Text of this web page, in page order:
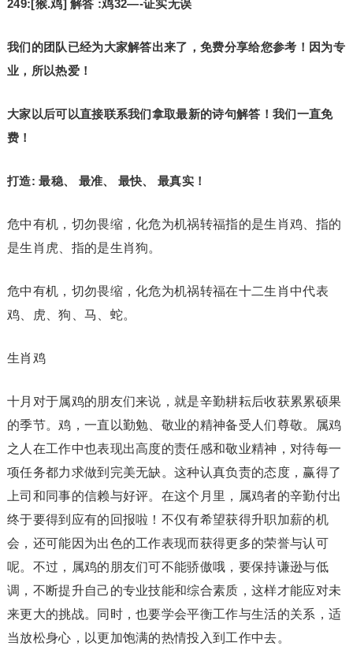
249:[猴.鸡] 解答 :鸡32—-证实无误
我们的团队已经为大家解答出来了，免费分享给您参考！因为专
业，所以热爱！
大家以后可以直接联系我们拿取最新的诗句解答！我们一直免
费！
打造: 最稳、 最准、 最快、 最真实！
危中有机，切勿畏缩，化危为机祸转福指的是生肖鸡、指的
是生肖虎、指的是生肖狗。
危中有机，切勿畏缩，化危为机祸转福在十二生肖中代表
鸡、虎、狗、马、蛇。
生肖鸡
十月对于属鸡的朋友们来说，就是辛勤耕耘后收获累累硕果
的季节。鸡，一直以勤勉、敬业的精神备受人们尊敬。属鸡
之人在工作中也表现出高度的责任感和敬业精神，对待每一
项任务都力求做到完美无缺。这种认真负责的态度，赢得了
上司和同事的信赖与好评。在这个月里，属鸡者的辛勤付出
终于要得到应有的回报啦！不仅有希望获得升职加薪的机
会，还可能因为出色的工作表现而获得更多的荣誉与认可
呢。不过，属鸡的朋友们可不能骄傲哦，要保持谦逊与低
调，不断提升自己的专业技能和综合素质，这样才能应对未
来更大的挑战。同时，也要学会平衡工作与生活的关系，适
当放松身心，以更加饱满的热情投入到工作中去。